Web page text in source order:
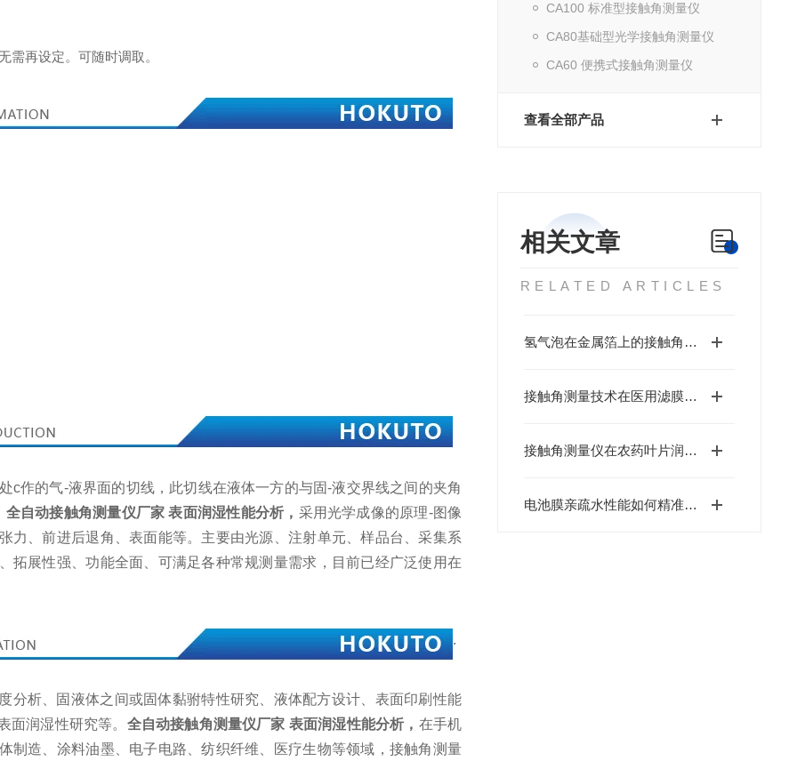
CA100 标准型接触角测量仪
CA80基础型光学接触角测量仪
CA60 便携式接触角测量仪
查看全部产品
相关文章
RELATED ARTICLES
氢气泡在金属箔上的接触角是多少度
接触角测量技术在医用滤膜的亲疏水性分析
接触角测量仪在农药叶片润湿性分析中的应用与价值
电池膜亲疏水性能如何精准测量？国产接触角测量仪厂家北斗仪器专业解读
需再设定。可随时调取。
c作的气-液界面的切线，此切线在液体一方的与固-液交界线之间的夹角
全自动接触角测量仪厂家 表面润湿性能分析 ， 采用光学成像的原理-图像
力、前进后退角、表面能等。主要由光源、注射单元、样品台、采集系
拓展性强、功能全面、可满足各种常规测量需求，目前已经广泛使用在
.
分析、固液体之间或固体黏驸特性研究、液体配方设计、表面印刷性能
面润湿性研究等。 全自动接触角测量仪厂家 表面润湿性能分析 ， 在手机
制造、涂料油墨、电子电路、纺织纤维、医疗生物等领域，接触角测量